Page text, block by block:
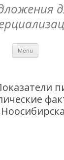
Menu Skip
content